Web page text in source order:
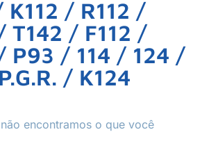
K112 / R112 /
T142 / F112 /
P93 / 114 / 124 /
/ K124
encontramos o que você